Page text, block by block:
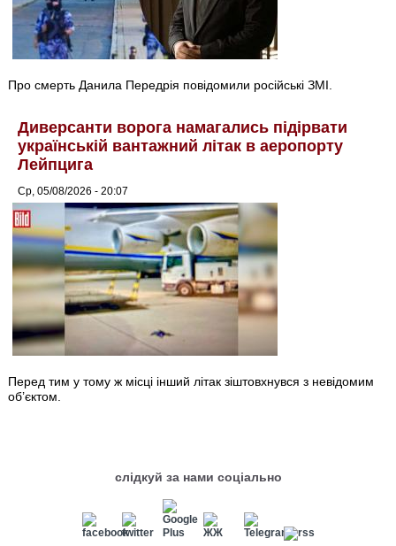
Про смерть Данила Передрія повідомили російські ЗМІ.
Диверсанти ворога намагались підірвати
українській вантажний літак в аеропорту
Лейпцига
Ср, 05/08/2026 - 20:07
Перед тим у тому ж місці інший літак зіштовхнувся з невідомим
об’єктом.
слідкуй за нами соціально